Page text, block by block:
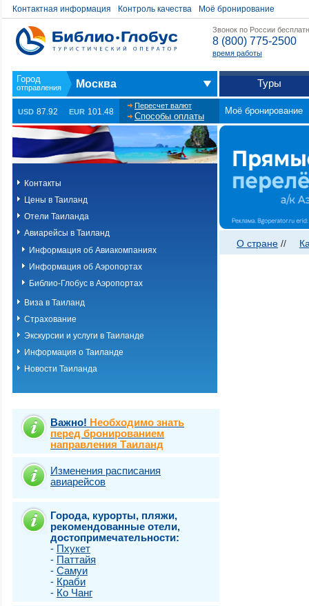
Контактная информация Контроль качества Моё бронирование
Звонок по России
8 (800) 775-2500
время работы
Москва Туры
USD 87.92 EUR 101.48
Пересчет валют
Способы оплаты
Моё бронирование
Контакты
Цены в Таиланд
Отели Таиланда
Авиарейсы в Таиланд
Информация об Авиакомпаниях
Информация об Аэропортах
Библио-Глобус в Аэропортах
Виза в Таиланд
Страхование
Экскурсии и услуги в Таиланде
Информация о Таиланде
Новости Таиланда
Важно! Необходимо знать
перед бронированием
направления Таиланд
Изменения расписания
авиарейсов
Города, курорты, пляжи,
рекомендованные отели,
достопримечательности:
- Пхукет
- Паттайя
- Самуи
- Краби
- Ко Чанг
О стране //